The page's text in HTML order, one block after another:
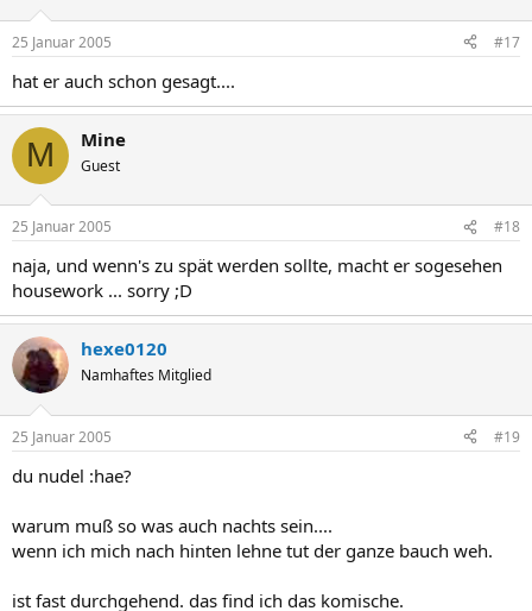
25 Januar 2005 #17
hat er auch schon gesagt....
M Mine
Guest
25 Januar 2005 #18
naja, und wenn's zu spät werden sollte, macht er sogesehen
housework ... sorry ;D
hexe0120
Namhaftes Mitglied
25 Januar 2005 #19
du nudel :hae?
warum muß so was auch nachts sein....
wenn ich mich nach hinten lehne tut der ganze bauch weh.
ist fast durchgehend. das find ich das komische.